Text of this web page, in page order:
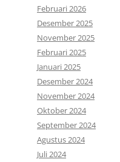
Februari 2026
Desember 2025
November 2025
Februari 2025
Januari 2025
Desember 2024
November 2024
Oktober 2024
September 2024
Agustus 2024
Juli 2024